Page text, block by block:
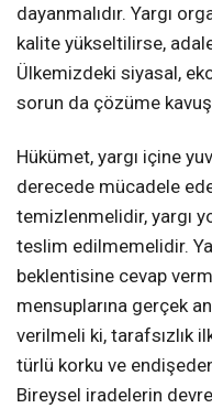
dayanmalıdır. Yargı
kalite yükseltilirse,
Ülkemizdeki siyasal,
sorun da çözüme
Hükümet, yargı içine
derecede mücadele
temizlenmelidir, yargı
teslim edilmemelidir.
beklentisine cevap
mensuplarına gerçek
verilmeli ki, tarafsızlık
türlü korku ve
Bireysel iradelerin devre